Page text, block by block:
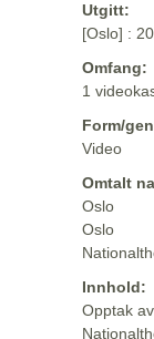
Utgitt:
[Oslo] :
Omfang:
1
Form/
Video
Omtalt
Oslo
Oslo
Innhold:
Opptak